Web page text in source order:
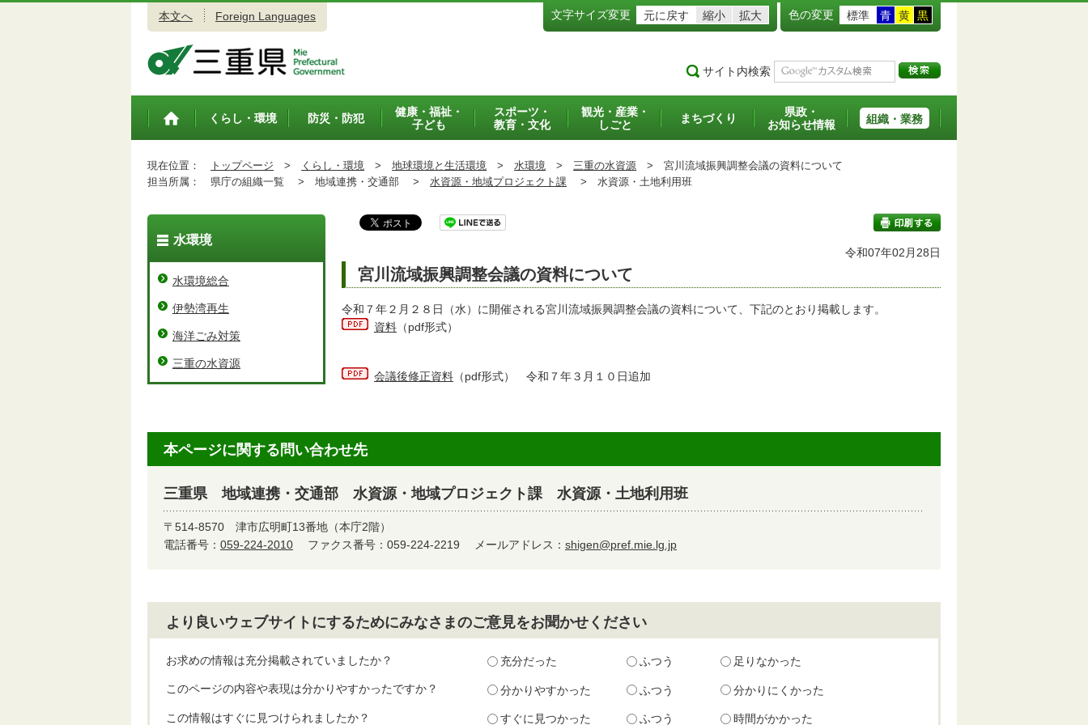
本文へ Foreign Languages 文字サイズ変更 元に戻す 縮小 拡大 色の変更 標準 青 黄 黒
サイト内検索
トップペ
くらし・環境 防災・防犯
健康・福祉・
子ども
スポーツ・
教育・文化
観光・産業・
しごと
まちづくり
県政・
お知らせ情報
組織・業務
現在位置： トップページ > くらし・環境 > 地球環境と生活環境 > 水環境 > 三重の水資源 > 宮川流域振興調整会議の資料について
担当所属：
県庁の組織一覧 > 地域連携・交通部 > 水資源・地域プロジェクト課 > 水資源・土地利用班
印刷する
令和07年02月28日
宮川流域振興調整会議の資料について
令和７年２月２８日（水）に開催される宮川流域振興調整会議の資料について、下記のとおり掲載します。
資料 （pdf形式）
会議後修正資料 （pdf形式） 令和７年３月１０日追加
水環境
水環境総合
伊勢湾再生
海洋ごみ対策
三重の水資源
本ページに関する問い合わせ先
三重県 地域連携・交通部 水資源・地域プロジェクト課 水資源・土地利用班
〒514-8570 津市広明町13番地（本庁2階）
電話番号： 059-224-2010 ファクス番号：059-224-2219 メールアドレス： shigen@pref.mie.lg.jp
より良いウェブサイトにするためにみなさまのご意見をお聞かせください
お求めの情報は充分掲載されていましたか？ 充分だった ふつう 足りなかった
このページの内容や表現は分かりやすかったですか？ 分かりやすかった ふつう 分かりにくかった
この情報はすぐに見つけられましたか？ すぐに見つかった ふつう 時間がかかった